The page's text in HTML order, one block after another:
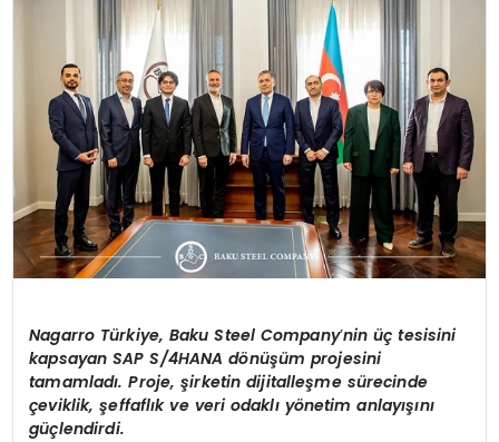
Nagarro Türkiye, Baku Steel Company’nin üç tesisini
kapsayan SAP S/4HANA dönüşüm projesini
tamamladı. Proje, şirketin dijitalleşme sürecinde
çeviklik, şeffaflık ve veri odaklı yönetim anlayışını
güçlendirdi.